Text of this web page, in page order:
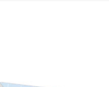
7-11取貨付款